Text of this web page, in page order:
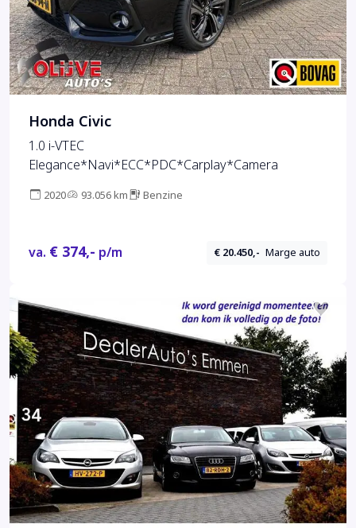
Honda Civic
1.0 i-VTEC
Elegance*Navi*ECC*PDC*Carplay*Camera
2020 93.056 km Benzine
va. € 374,- p/m € 20.450,- Marge auto